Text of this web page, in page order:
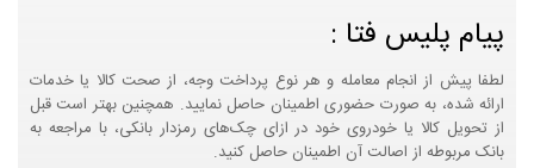
پیام پلیس فتا :
لطفا پیش از انجام معامله و هر نوع پرداخت وجه، از صحت کالا یا خدمات
ارائه شده، به صورت حضوری اطمینان حاصل نمایید. همچنین بهتر است قبل
از تحویل کالا یا خودروی خود در ازای چک‌های رمزدار بانکی، با مراجعه به
بانک مربوطه از اصالت آن اطمینان حاصل کنید.